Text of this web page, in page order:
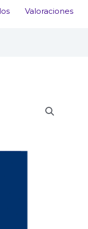
Valoraciones